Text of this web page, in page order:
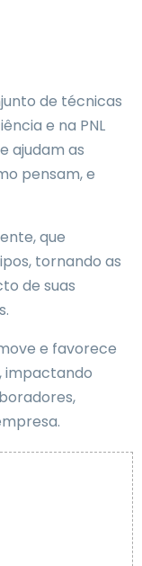
de técnicas
e na PNL
ajudam as
pensam, e
que
tornando as
de suas
e favorece
impactando